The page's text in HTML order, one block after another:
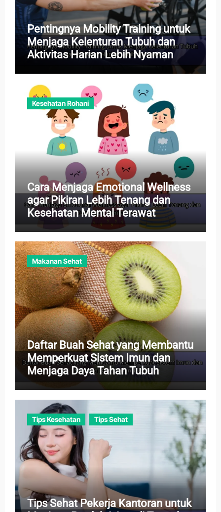
Pentingnya Mobility Training untuk
Menjaga Kelenturan Tubuh dan
Aktivitas Harian Lebih Nyaman
Kesehatan Rohani
Cara Menjaga Emotional Wellness
agar Pikiran Lebih Tenang dan
Kesehatan Mental Terawat
Makanan Sehat
Daftar Buah Sehat yang Membantu
Memperkuat Sistem Imun dan
Menjaga Daya Tahan Tubuh
Tips Kesehatan Tips Sehat
Tips Sehat Pekerja Kantoran untuk